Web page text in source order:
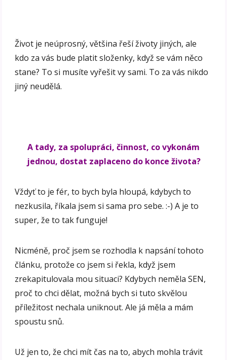
Život je neúprosný, většina řeší životy jiných, ale
kdo za vás bude platit složenky, když se vám něco
stane? To si musíte vyřešit vy sami. To za vás nikdo
jiný neudělá.
A tady, za spolupráci, činnost, co vykonám
jednou, dostat zaplaceno do konce života?
Vždyť to je fér, to bych byla hloupá, kdybych to
nezkusila, říkala jsem si sama pro sebe. :-) A je to
super, že to tak funguje!
Nicméně, proč jsem se rozhodla k napsání tohoto
článku, protože co jsem si řekla, když jsem
zrekapitulovala mou situaci? Kdybych neměla SEN,
proč to chci dělat, možná bych si tuto skvělou
příležitost nechala uniknout. Ale já měla a mám
spoustu snů.
Už jen to, že chci mít čas na to, abych mohla trávit